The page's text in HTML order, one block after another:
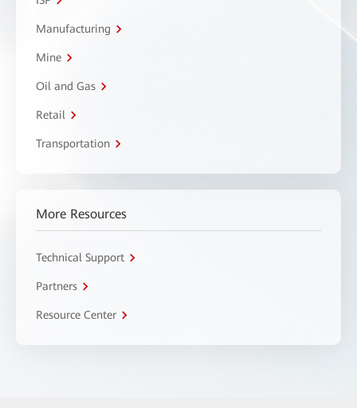
Manufacturing
Mine
Oil and Gas
Retail
Transportation
More Resources
Technical Support
Partners
Resource Center